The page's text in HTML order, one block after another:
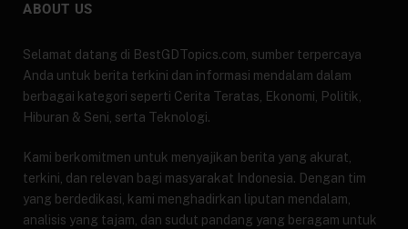
ABOUT US
Selamat datang di BestGDTopics.com, sumber terpercaya
Anda untuk berita terkini dan informasi mendalam dalam
berbagai kategori seperti Cerita Teratas, Ekonomi, Politik,
Hiburan & Seni, serta Teknologi.
Kami berkomitmen untuk menyajikan berita yang akurat,
terkini, dan relevan bagi masyarakat Indonesia. Dengan tim
yang berdedikasi, kami menghadirkan liputan mendalam,
analisis yang tajam, dan sudut pandang yang beragam untuk